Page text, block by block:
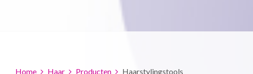
Home Haar Producten Haarstylingstools